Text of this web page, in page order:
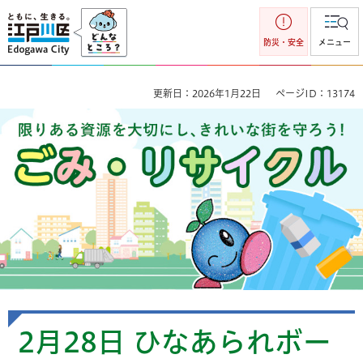
江戸川区
防災・安全 メニュー
更新日：2026年1月22日 ページID：13174
ごみ・リサイクル 限りのある資源を大切にし、きれいな街を
守ろう！
2月28日 ひなあられボー